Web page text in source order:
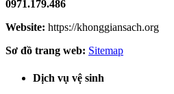
0971.179.486
Website: https://khonggiansach.org
Sơ đồ trang web: Sitemap
Dịch vụ vệ sinh